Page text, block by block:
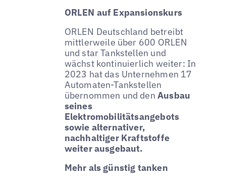
ORLEN auf Expansionskurs
ORLEN Deutschland betreibt
mittlerweile über 600 ORLEN
und star Tankstellen und
wächst kontinuierlich weiter: In
2023 hat das Unternehmen 17
Automaten-Tankstellen
übernommen und den Ausbau
seines
Elektromobilitätsangebots
sowie alternativer,
nachhaltiger Kraftstoffe
weiter ausgebaut.
Mehr als günstig tanken